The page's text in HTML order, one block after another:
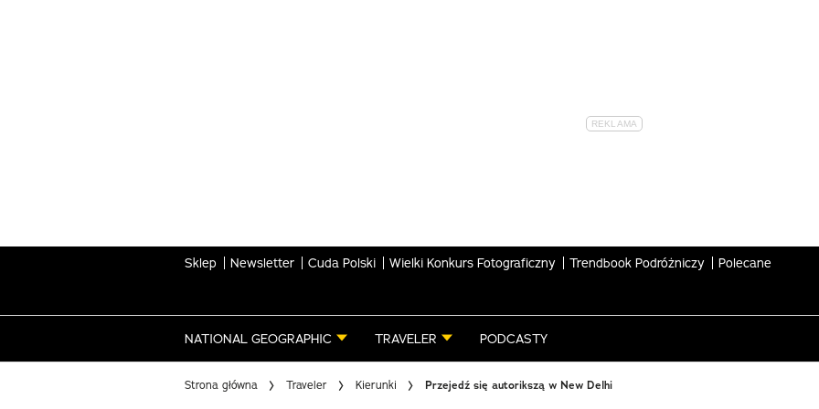
Sklep Newsletter Cuda Polski Wielki Konkurs Fotograficzny Trendbook Podróżniczy Polecane
NATIONAL GEOGRAPHIC TRAVELER PODCASTY
Strona główna Traveler Kierunki Przejedź się autorikszą w New Delhi